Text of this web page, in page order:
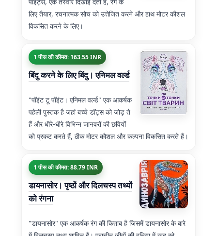
लिए तैयार, रचनात्मक सोच को उत्तेजित करने और हाथ मोटर कौशल
विकसित करने के लिए।
1 पीस की कीमत: 163.55 INR
बिंदु करने के लिए बिंदु। एनिमल वर्ल्ड
"पॉइंट टू पॉइंट। एनिमल वर्ल्ड" एक आकर्षक
पहेली पुस्तक है जहां बच्चे डॉट्स को जोड़ ते
हैं और धीरे-धीरे विभिन्न जानवरों की छवियों
को प्रकट करते हैं, ठीक मोटर कौशल और कल्पना विकसित करते हैं।
1 पीस की कीमत: 88.79 INR
डायनासोर। पृष्ठों और दिलचस्प तथ्यों
को रंगना
"डायनासोर" एक आकर्षक रंग की किताब है जिसमें डायनासोर के बारे